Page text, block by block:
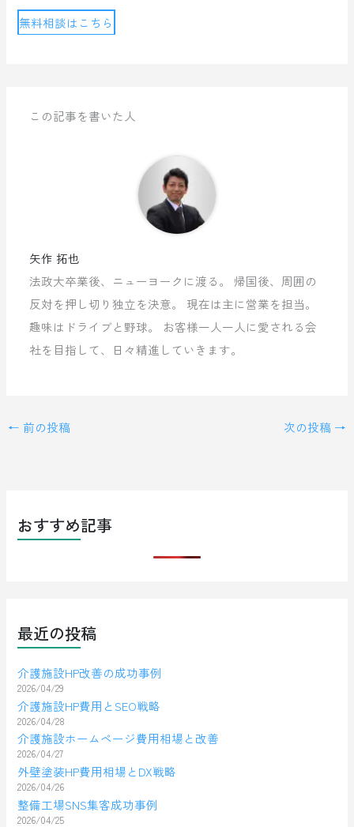
無料相談はこちら
この記事を書いた人
矢作 拓也
法政大卒業後、ニューヨークに渡る。 帰国後、周囲の
反対を押し切り独立を決意。 現在は主に営業を担当。
趣味はドライブと野球。 お客様一人一人に愛される会
社を目指して、日々精進していきます。
← 前の投稿 次の投稿 →
おすすめ記事
最近の投稿
介護施設HP改善の成功事例
2026/04/29
介護施設HP費用とSEO戦略
2026/04/28
介護施設ホームページ費用相場と改善
2026/04/27
外壁塗装HP費用相場とDX戦略
2026/04/26
整備工場SNS集客成功事例
2026/04/25